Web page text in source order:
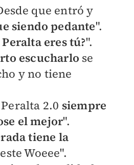
que entró y
siendo pedante".
eres tú?".
escucharlo se
y no tiene
2.0 siempre
el mejor".
tiene la
este Woeee".